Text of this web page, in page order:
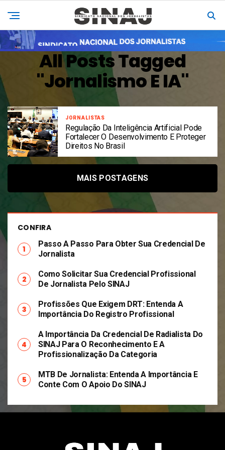
All Posts Tagged
"Jornalismo E IA"
JORNALISTAS
Regulação Da Inteligência Artificial Pode
Fortalecer O Desenvolvimento E Proteger
Direitos No Brasil
MAIS POSTAGENS
CONFIRA
Passo A Passo Para Obter Sua Credencial De
Jornalista
Como Solicitar Sua Credencial Profissional
De Jornalista Pelo SINAJ
Profissões Que Exigem DRT: Entenda A
Importância Do Registro Profissional
A Importância Da Credencial De Radialista Do
SINAJ Para O Reconhecimento E A
Profissionalização Da Categoria
MTB De Jornalista: Entenda A Importância E
Conte Com O Apoio Do SINAJ